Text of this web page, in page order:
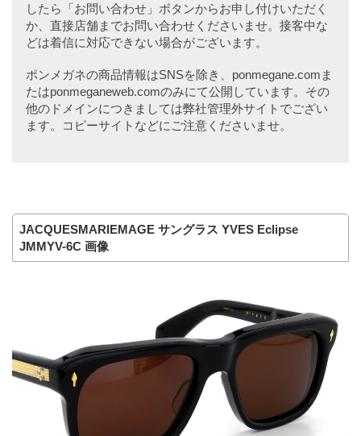
したら「お問い合わせ」ボタンからお申し付けいただく
か、直接店舗までお問い合わせくださいませ。接客中な
どは着信に対応できない場合がございます。
ポンメガネの商品情報はSNSを除き、ponmegane.comま
たはponmeganeweb.comのみにて公開しています。その
他のドメインにつきましては弊社管理外サイトでござい
ます。コピーサイトなどにご注意くださいませ。
JACQUESMARIEMAGE サングラス YVES Eclipse
JMMYV-6C 画像